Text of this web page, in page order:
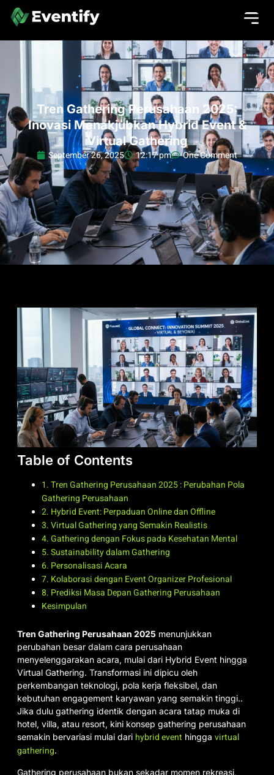
Tren Gathering Perusahaan 2025:
Inovasi Menakjubkan Hybrid Event &
Virtual Gathering
September 26, 2025 12:17 pm One Comment
Table of Contents
1. Tren Gathering Perusahaan 2025 : Perubahan Pola
Gathering Perusahaan
2. Hybrid Event: Perpaduan Online dan Offline
3. Virtual Gathering yang Semakin Realistis
4. Gathering dengan Fokus pada Kesehatan Mental
5. Sustainability dalam Gathering
6. Personalisasi Acara
7. Kolaborasi dengan Event Organizer Profesional
8. Prediksi Masa Depan Gathering Perusahaan
Kesimpulan
Tren Gathering Perusahaan 2025 menunjukkan
perubahan besar dalam cara perusahaan
menyelenggarakan acara, mulai dari Hybrid Event hingga
Virtual Gathering. Transformasi ini dipicu oleh
perkembangan teknologi, pola kerja fleksibel, dan
kebutuhan engagement karyawan yang semakin tinggi..
Jika dulu gathering identik dengan acara tatap muka di
hotel, villa, atau resort, kini konsep gathering perusahaan
semakin bervariasi mulai dari hybrid event hingga virtual
gathering.
Gathering perusahaan bukan sekadar momen rekreasi,